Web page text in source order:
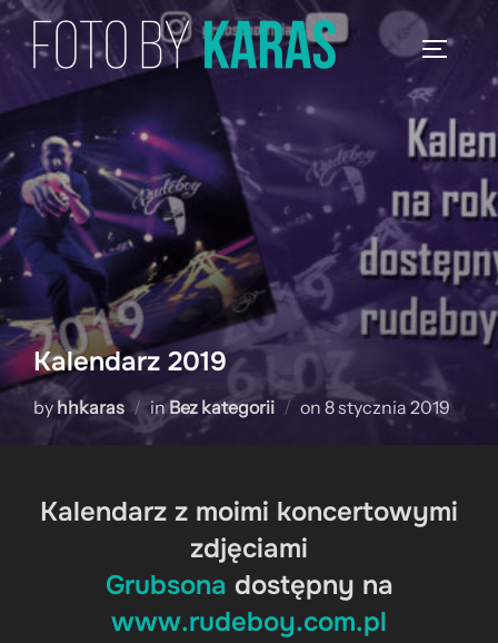
Skip
content
Kalendarz 2019
byhhkaras inBez kategorii on Posted
8 stycznia 2019
Kalendarz z moimi koncertowymi
zdjęciami
Grubsona dostępny na
www.rudeboy.com.pl